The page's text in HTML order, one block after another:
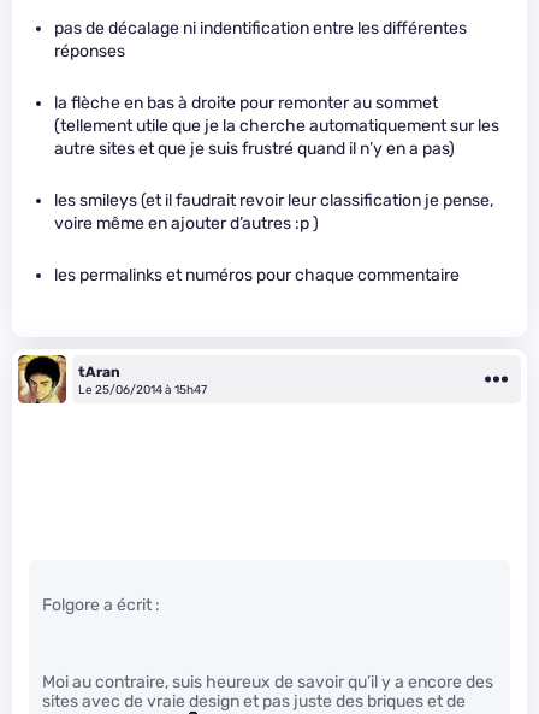
pas de décalage ni indentification entre les différentes
réponses
la flèche en bas à droite pour remonter au sommet
(tellement utile que je la cherche automatiquement sur les
autre sites et que je suis frustré quand il n’y en a pas)
les smileys (et il faudrait revoir leur classification je pense,
voire même en ajouter d’autres :p )
les permalinks et numéros pour chaque commentaire
tAran
Le 25/06/2014 à 15h47
Folgore a écrit :
Moi au contraire, suis heureux de savoir qu’il y a encore des
sites avec de vraie design et pas juste des briques et de